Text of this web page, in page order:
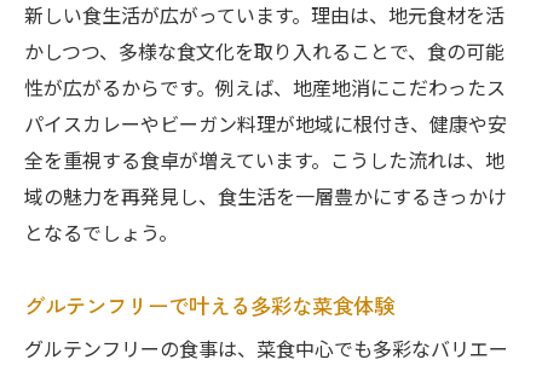
新しい食生活が広がっています。理由は、地元食材を活
かしつつ、多様な食文化を取り入れることで、食の可能
性が広がるからです。例えば、地産地消にこだわったス
パイスカレーやビーガン料理が地域に根付き、健康や安
全を重視する食卓が増えています。こうした流れは、地
域の魅力を再発見し、食生活を一層豊かにするきっかけ
となるでしょう。
グルテンフリーで叶える多彩な菜食体験
グルテンフリーの食事は、菜食中心でも多彩なバリエー